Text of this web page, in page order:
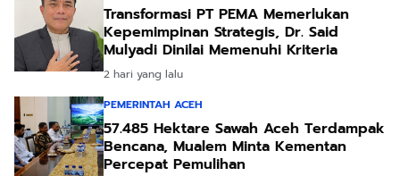
Transformasi PT PEMA Memerlukan
Kepemimpinan Strategis, Dr. Said
Mulyadi Dinilai Memenuhi Kriteria
2 hari yang lalu
PEMERINTAH ACEH
57.485 Hektare Sawah Aceh Terdampak
Bencana, Mualem Minta Kementan
Percepat Pemulihan